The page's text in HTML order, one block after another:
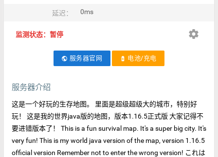
延迟： 0ms
监测状态：暂停 settings
public 服务器官网 battery_charging_full 电池/充电
服务器介绍
这是一个好玩的生存地图。 里面是超级超级大的城市，特别好
玩！ 这是我的世界java版的地图，版本1.16.5正式版 大家记得不
要进错版本了！ This is a fun survival map. It's a super big city. It's
very fun! This is my world java version of the map, version 1.16.5
official version Remember not to enter the wrong version! これは